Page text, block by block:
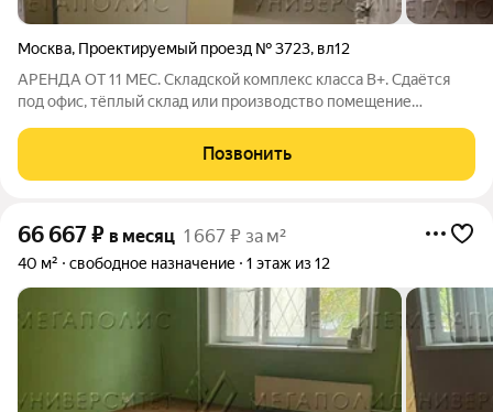
Москва, Проектируемый проезд № 3723, вл12
АРЕНДА ОТ 11 МЕС. Складской комплекс класса B+. Сдаётся
под офис, тёплый склад или производство помещение
потолка 5 м. Стандартная отделка. Есть охрана.УСН. Лот №
251982. С риелторами не
Позвонить
66 667₽ в месяц 1 667 ₽ за м²
40 м² свободное назначение 1 этаж из 12